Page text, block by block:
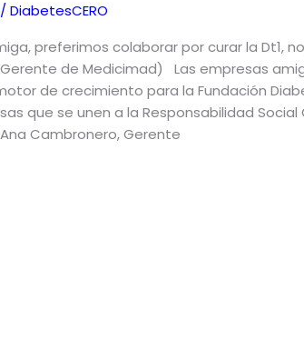
/DiabetesCERO
preferimos colaborar por curar la Dt1,
de Medicimad) Las empresas
de crecimiento para la Fundación
que se unen a la Responsabilidad Social
Cambronero, Gerente